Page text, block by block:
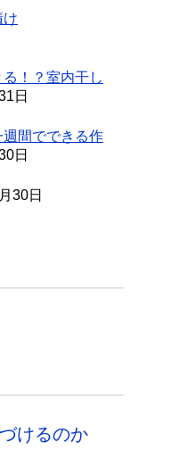
け
！？室内干し
日
間でできる作
日
30日
けるのか